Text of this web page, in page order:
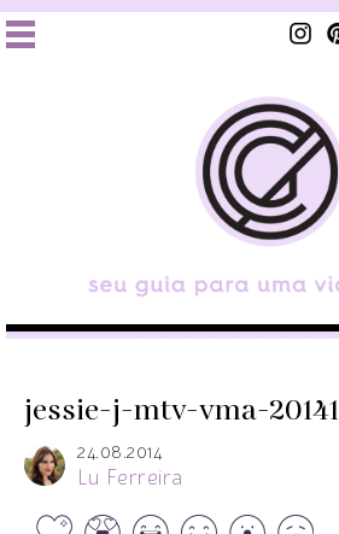
jessie-j-mtv-vma-20141
24.08.2014
Lu Ferreira